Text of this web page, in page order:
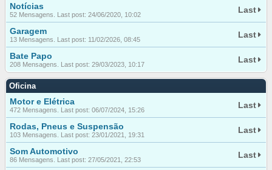
Notícias
52 Mensagens. Last post: 24/06/2020, 10:02 Last
Garagem
13 Mensagens. Last post: 11/02/2026, 08:45 Last
Bate Papo
208 Mensagens. Last post: 29/03/2023, 10:17 Last
Oficina
Motor e Elétrica
472 Mensagens. Last post: 06/07/2024, 15:26 Last
Rodas, Pneus e Suspensão
103 Mensagens. Last post: 23/01/2021, 19:31 Last
Som Automotivo
86 Mensagens. Last post: 27/05/2021, 22:53 Last